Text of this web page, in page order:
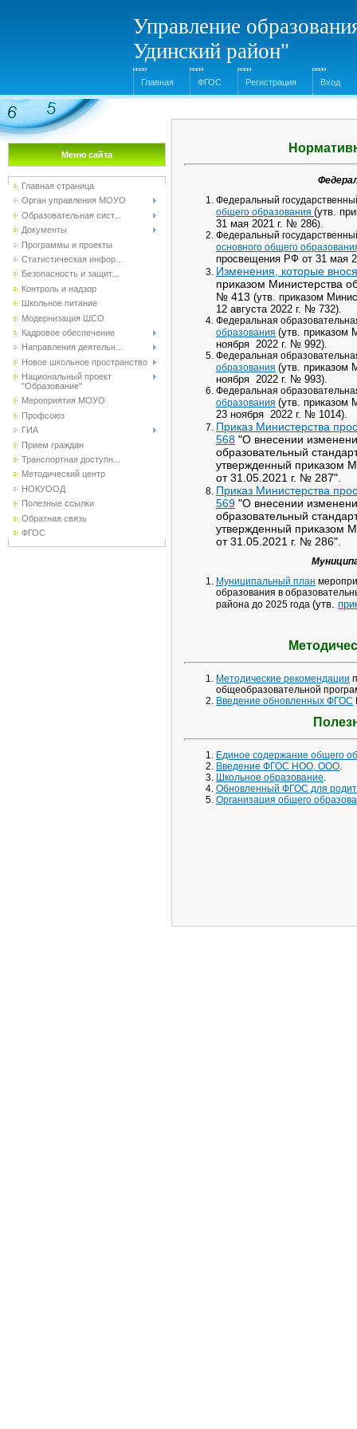
Управление
Удинский район"
Главная ФГОС Регистрация Вход
Меню сайта
Главная страница
Орган управления МОУО
Образовательная сист...
Документы
Программы и проекты
Статистическая инфор...
Безопасность и защит...
Контроль и надзор
Школьное питание
Модернизация ШСО
Кадровое обеспечение
Направления деятельн...
Новое школьное пространство
Национальный проект
"Образование"
Мероприятия МОУО
Профсоюз
ГИА
Прием граждан
Транспортная доступн...
Методический центр
НОКУООД
Полезные ссылки
Обратная связь
ФГОС
Федеральный
общего образования (утв.
31 мая 2021 г. № 286).
Федеральный
основного общего
просвещения РФ от 31 мая
Изменения, которые
приказом Министерства
№ 413 (утв. приказом
12 августа 2022 г. № 732).
Федеральная
образования (утв. приказом
ноября 2022 г. № 992).
Федеральная
образования (утв. приказом
ноября 2022 г. № 993).
Федеральная
образования (утв. приказом
23 ноября 2022 г. № 1014).
Приказ Министерства
568 "О внесении
образовательный
утвержденный приказом
от 31.05.2021 г. № 287".
Приказ Министерства
569 "О внесении
образовательный
утвержденный приказом
от 31.05.2021 г. № 286".
Муниципальный план
образования в
района до 2025 года (утв.
Методические рекомендации
общеобразовательной
Введение обновленных ФГОС
Единое содержание общего
Введение ФГОС НОО, ООО
Школьное образование
Обновленный ФГОС для
Организация общего